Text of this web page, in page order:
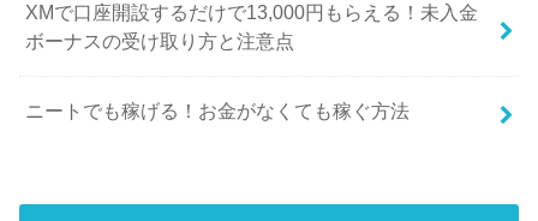
XMで口座開設するだけで13,000円もらえる！未入金
ボーナスの受け取り方と注意点
ニートでも稼げる！お金がなくても稼ぐ方法